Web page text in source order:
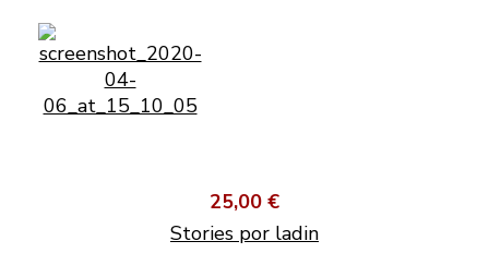
25,00 €
Stories por ladin